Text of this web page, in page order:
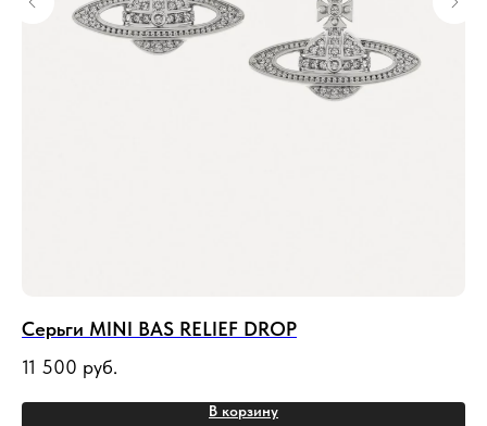
Серьги MINI BAS RELIEF DROP
11 500 руб.
В корзину